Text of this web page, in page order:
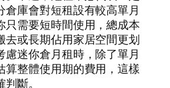
倉庫會對短租設有較高單月
只需要短時間使用，總成本
去或長期佔用家居空間更划
慮迷你倉月租時，除了單月
算整體使用期的費用，這樣
斷。